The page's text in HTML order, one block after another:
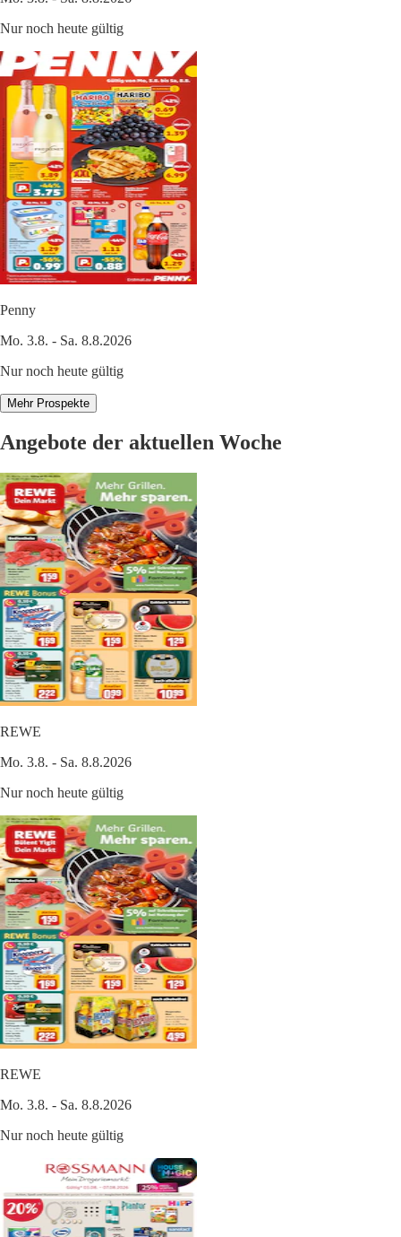
Nur noch heute gültig
Penny
Mo. 3.8. - Sa. 8.8.2026
Nur noch heute gültig
Mehr Prospekte
Angebote der aktuellen Woche
REWE
Mo. 3.8. - Sa. 8.8.2026
Nur noch heute gültig
REWE
Mo. 3.8. - Sa. 8.8.2026
Nur noch heute gültig